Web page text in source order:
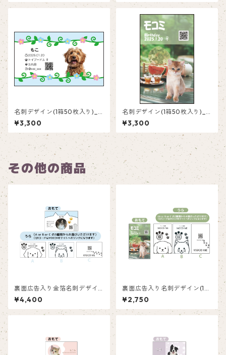
名刺デザイン(1箱50枚入り)_
花_F003
¥3,300
名刺デザイン(1箱50枚入り)_
夏_SM001
¥3,300
その他の商品
裏面広告入り金箔名刺デザイ
ン(1箱50枚入り)_ネコ_CG00
2ad
¥4,400
裏面広告入り名刺デザイン(1箱
50枚入り)_夏_SM001ad
¥2,750